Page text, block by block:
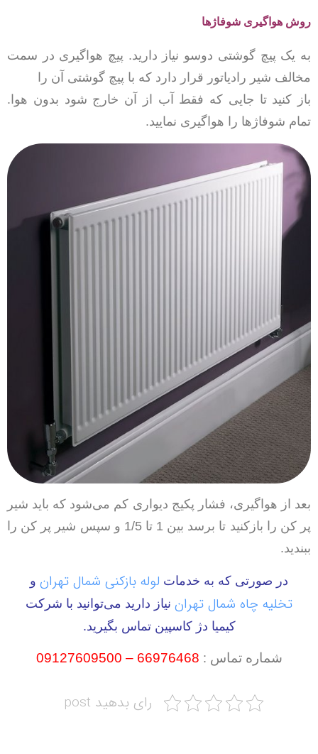
روش هواگیری شوفاژها
به یک پیچ گوشتی دوسو نیاز دارید. پیچ هواگیری در سمت
مخالف شیر رادیاتور قرار دارد که با پیچ گوشتی آن را
باز کنید تا جایی که فقط آب از آن خارج شود بدون هوا.
تمام شوفاژها را هواگیری نمایید.
بعد از هواگیری، فشار پکیج دیواری کم می‌شود که باید شیر
پر کن را بازکنید تا برسد بین 1 تا 1/5 و سپس شیر پر کن را
ببندید.
در صورتی که به خدمات لوله بازکنی شمال تهران و
تخلیه چاه شمال تهران نیاز دارید می‌توانید با شرکت
کیمیا دژ کاسپین تماس بگیرید.
شماره تماس :
66976468 – 09127609500
رای بدهید post